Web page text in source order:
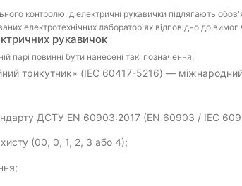
контролю, діелектричні рукавички підлягають
електротехнічних лабораторіях відповідно до
рукавичок
парі повинні бути нанесені такі позначення:
трикутник» (IEC 60417-5216) — міжнародний
ДСТУ EN 60903:2017 (EN 60903 / IEC
(00, 0, 1, 2, 3 або 4);